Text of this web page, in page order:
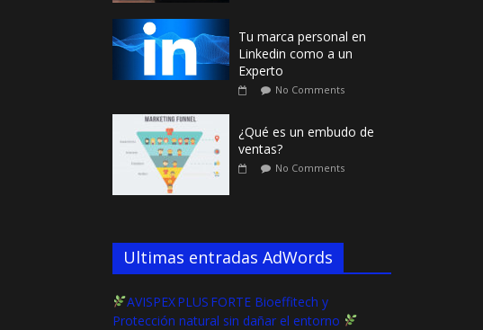
Tu marca personal en
Linkedin como a un
Experto
No Comments
¿Qué es un embudo de
ventas?
No Comments
Ultimas entradas AdWords
AVISPEX PLUS FORTE Bioeffitech y
Protección natural sin dañar el entorno